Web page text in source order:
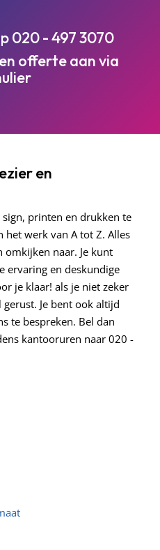
020 - 497 3070
offerte aan via
en
printen en drukken te
het werk van A tot Z. Alles
omkijken naar. Je kunt
ervaring en deskundige
je klaar! als je niet zeker
Je bent ook altijd
te bespreken. Bel dan
kantooruren naar 020 -